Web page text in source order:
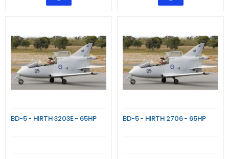
BD-5 - HIRTH 3203E - 65HP BD-5 - HIRTH 2706 - 65HP